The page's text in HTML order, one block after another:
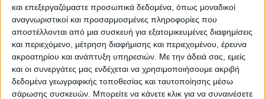
και επεξεργαζόμαστε προσωπικά δεδομένα, όπως μοναδικοί
αναγνωριστικοί και προσαρμοσμένες πληροφορίες που
αποστέλλονται από μια συσκευή για εξατομικευμένες διαφημίσεις
και περιεχόμενο, μέτρηση διαφήμισης και περιεχομένου, έρευνα
ακροατηρίου και ανάπτυξη υπηρεσιών. Με την άδειά σας, εμείς
και οι συνεργάτες μας ενδέχεται να χρησιμοποιήσουμε ακριβή
δεδομένα γεωγραφικής τοποθεσίας και ταυτοποίησης μέσω
σάρωσης συσκευών. Μπορείτε να κάνετε κλικ για να συναινέσετε
Ο ισραηλινός στρατός ανακοίνωσε πως
εκτοξεύτηκαν επτά ρουκέτες από την Γάζα,
και συναγερμοί ενεργοποιήθηκαν στην
Ιερουσαλήμ και τις γύρω περιοχές.
Πρόσθεσε πως συνεχίζεται η εκτόξευση
ρουκετών από τον παλαιστινιακό θύλακα με